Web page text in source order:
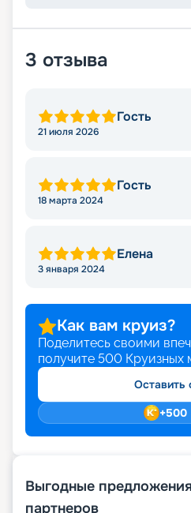
3 отзыва
Гость
21 июля 2026
Гость
18 марта 2024
Елена
3 января 2024
Как вам круиз?
Поделитесь своими
получите 500 Круизных
Оставить
+500
Выгодные
партнеров